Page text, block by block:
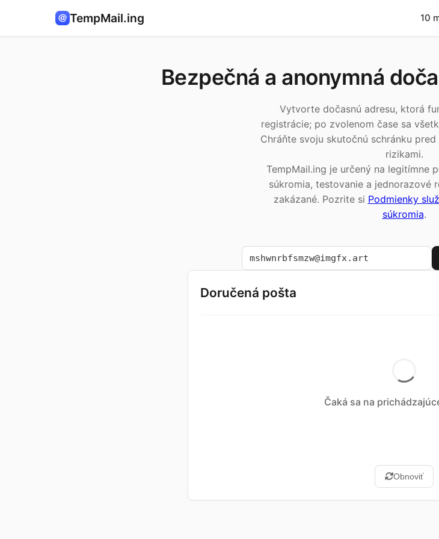
TempMail.ing 10
Bezpečná a anonymná
Vytvorte dočasnú adresu, ktorá
registrácie; po zvolenom čase sa
Chráňte svoju skutočnú schránku
rizikami.
TempMail.ing je určený na legitímne
súkromia, testovanie a jednorazové
zakázané. Pozrite si Podmienky
súkromia.
Doručená pošta
Čaká sa na
Obnoviť